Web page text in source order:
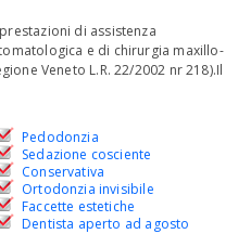
di assistenza
e di chirurgia maxillo-
Veneto L.R. 22/2002 nr 218).Il
Pedodonzia
Sedazione cosciente
Conservativa
Ortodonzia invisibile
Faccette estetiche
Dentista aperto ad agosto